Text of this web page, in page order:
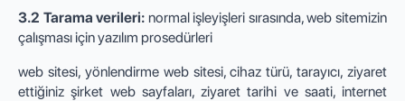
3.2 Tarama verileri: normal işleyişleri sırasında, web sitemizin
çalışması için yazılım prosedürleri
web sitesi, yönlendirme web sitesi, cihaz türü, tarayıcı, ziyaret
ettiğiniz şirket web sayfaları, ziyaret tarihi ve saati, internet